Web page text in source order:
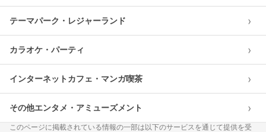
テーマパーク・レジャーランド ›
カラオケ・パーティ ›
インターネットカフェ・マンガ喫茶 ›
その他エンタメ・アミューズメント ›
このページに掲載されている情報の一部は以下のサービスを通じて提供を受